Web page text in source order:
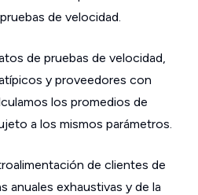
de velocidad.
de pruebas de velocidad,
y proveedores con
los promedios de
a los mismos parámetros.
de clientes de
anuales exhaustivas y de la